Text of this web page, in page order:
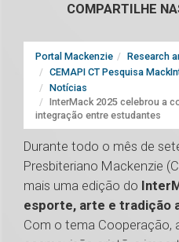
COMPARTILHE
Portal Mackenzie
Research
CEMAPI CT Pesquisa
Notícias
InterMack 2025 celebrou a
integração entre estudantes
Durante todo o mês de
Presbiteriano Mackenzie
mais uma edição do
esporte, arte e tradição
Com o tema Cooperação,